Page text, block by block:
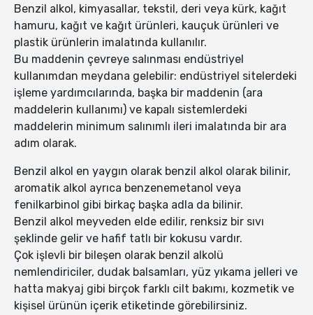
Benzil alkol, kimyasallar, tekstil, deri veya kürk, kağıt
hamuru, kağıt ve kağıt ürünleri, kauçuk ürünleri ve
plastik ürünlerin imalatında kullanılır.
Bu maddenin çevreye salınması endüstriyel
kullanımdan meydana gelebilir: endüstriyel sitelerdeki
işleme yardımcılarında, başka bir maddenin (ara
maddelerin kullanımı) ve kapalı sistemlerdeki
maddelerin minimum salınımlı ileri imalatında bir ara
adım olarak.
Benzil alkol en yaygın olarak benzil alkol olarak bilinir,
aromatik alkol ayrıca benzenemetanol veya
fenilkarbinol gibi birkaç başka adla da bilinir.
Benzil alkol meyveden elde edilir, renksiz bir sıvı
şeklinde gelir ve hafif tatlı bir kokusu vardır.
Çok işlevli bir bileşen olarak benzil alkolü
nemlendiriciler, dudak balsamları, yüz yıkama jelleri ve
hatta makyaj gibi birçok farklı cilt bakımı, kozmetik ve
kişisel ürünün içerik etiketinde görebilirsiniz.